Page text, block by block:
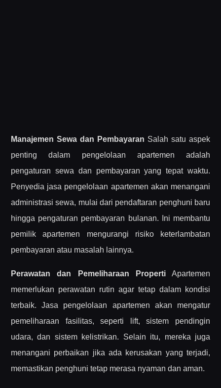
Manajemen Sewa dan Pembayaran Salah satu aspek
penting dalam pengelolaan apartemen adalah
pengaturan sewa dan pembayaran yang tepat waktu.
Penyedia jasa pengelolaan apartemen akan menangani
administrasi sewa, mulai dari pendaftaran penghuni baru
hingga pengaturan pembayaran bulanan. Ini membantu
pemilik apartemen mengurangi risiko keterlambatan
pembayaran atau masalah lainnya.
Perawatan dan Pemeliharaan PropertiApartemen
memerlukan perawatan rutin agar tetap dalam kondisi
terbaik. Jasa pengelolaan apartemen akan mengatur
pemeliharaan fasilitas, seperti lift, sistem pendingin
udara, dan sistem kelistrikan. Selain itu, mereka juga
menangani perbaikan jika ada kerusakan yang terjadi,
memastikan penghuni tetap merasa nyaman dan aman.